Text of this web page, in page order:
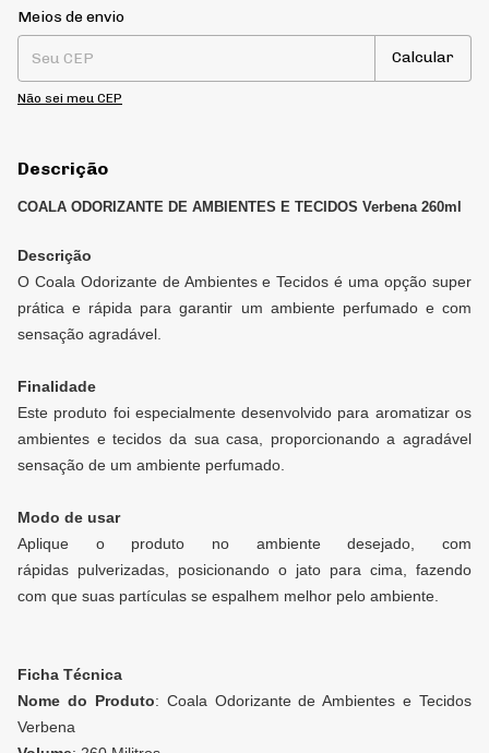
Entregas para o CEP:
Meios de envio
Calcular
Não sei meu CEP
Descrição
COALA ODORIZANTE DE AMBIENTES E TECIDOS Verbena 260ml
Descrição
O Coala Odorizante de Ambientes e Tecidos é uma opção super
prática e rápida para garantir um ambiente perfumado e com
sensação agradável.
Finalidade
Este produto foi especialmente desenvolvido para aromatizar os
ambientes e tecidos da sua casa, proporcionando a agradável
sensação de um ambiente perfumado.
Modo de usar
Aplique o produto no ambiente desejado, com
rápidas pulverizadas, posicionando o jato para cima, fazendo
com que suas partículas se espalhem melhor pelo ambiente.
Ficha Técnica
Nome do Produto: Coala Odorizante de Ambientes e Tecidos
Verbena